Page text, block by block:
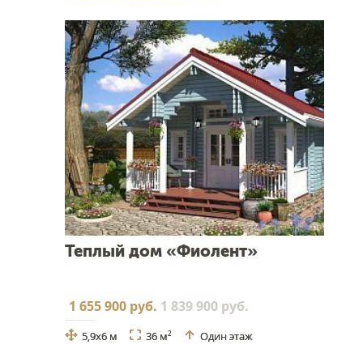
Теплый дом «Фиолент»
1 655 900 руб. 1 839 900 руб.
5,9x6 м 36 м2 Один этаж